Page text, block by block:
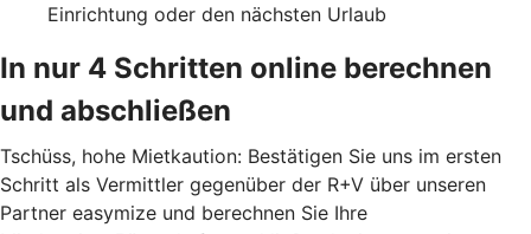
Einrichtung oder den nächsten Urlaub
In nur 4 Schritten online berechnen
und abschließen
Tschüss, hohe Mietkaution: Bestätigen Sie uns im ersten
Schritt als Vermittler gegenüber der R+V über unseren
Partner easymize und berechnen Sie Ihre